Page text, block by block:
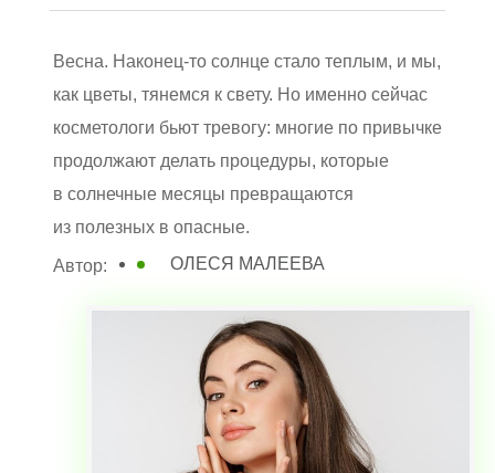
Весна. Наконец-то солнце стало теплым, и мы,
как цветы, тянемся к свету. Но именно сейчас
косметологи бьют тревогу: многие по привычке
продолжают делать процедуры, которые
в солнечные месяцы превращаются
из полезных в опасные.
Автор: ОЛЕСЯ МАЛЕЕВА